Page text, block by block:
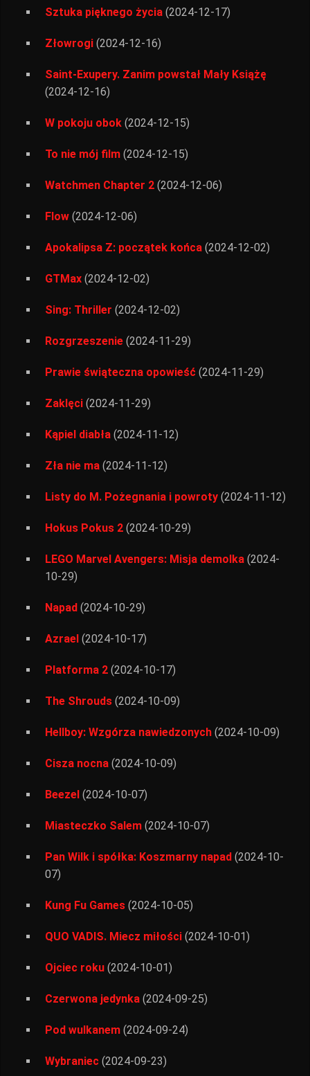
Sztuka pięknego życia (2024-12-17)
Złowrogi (2024-12-16)
Saint-Exupery. Zanim powstał Mały Książę
(2024-12-16)
W pokoju obok (2024-12-15)
To nie mój film (2024-12-15)
Watchmen Chapter 2 (2024-12-06)
Flow (2024-12-06)
Apokalipsa Z: początek końca (2024-12-02)
GTMax (2024-12-02)
Sing: Thriller (2024-12-02)
Rozgrzeszenie (2024-11-29)
Prawie świąteczna opowieść (2024-11-29)
Zaklęci (2024-11-29)
Kąpiel diabła (2024-11-12)
Zła nie ma (2024-11-12)
Listy do M. Pożegnania i powroty (2024-11-12)
Hokus Pokus 2 (2024-10-29)
LEGO Marvel Avengers: Misja demolka (2024-
10-29)
Napad (2024-10-29)
Azrael (2024-10-17)
Platforma 2 (2024-10-17)
The Shrouds (2024-10-09)
Hellboy: Wzgórza nawiedzonych (2024-10-09)
Cisza nocna (2024-10-09)
Beezel (2024-10-07)
Miasteczko Salem (2024-10-07)
Pan Wilk i spółka: Koszmarny napad (2024-10-
07)
Kung Fu Games (2024-10-05)
QUO VADIS. Miecz miłości (2024-10-01)
Ojciec roku (2024-10-01)
Czerwona jedynka (2024-09-25)
Pod wulkanem (2024-09-24)
Wybraniec (2024-09-23)